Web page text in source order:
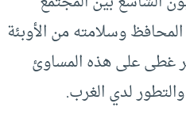
وسلامته من الأوبئة
غطى على هذه المساوئ
لدي الغرب.